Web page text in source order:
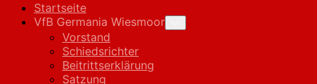
Startseite
VfB Germania Wiesmoor
Child
Vorstand
Schiedsrichter
Beitrittserklärung
Satzung